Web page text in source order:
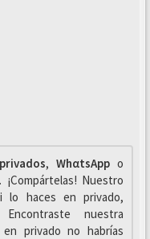
, WhαtsAppo
Nuestro
lo haces en privado,
nuestra
privado no habrías